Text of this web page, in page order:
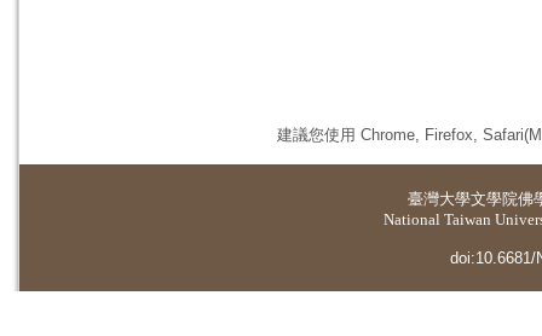
建議您使用 Chrome, Firefox,
臺灣大學文學院佛
National Taiwan
doi:10.6681/